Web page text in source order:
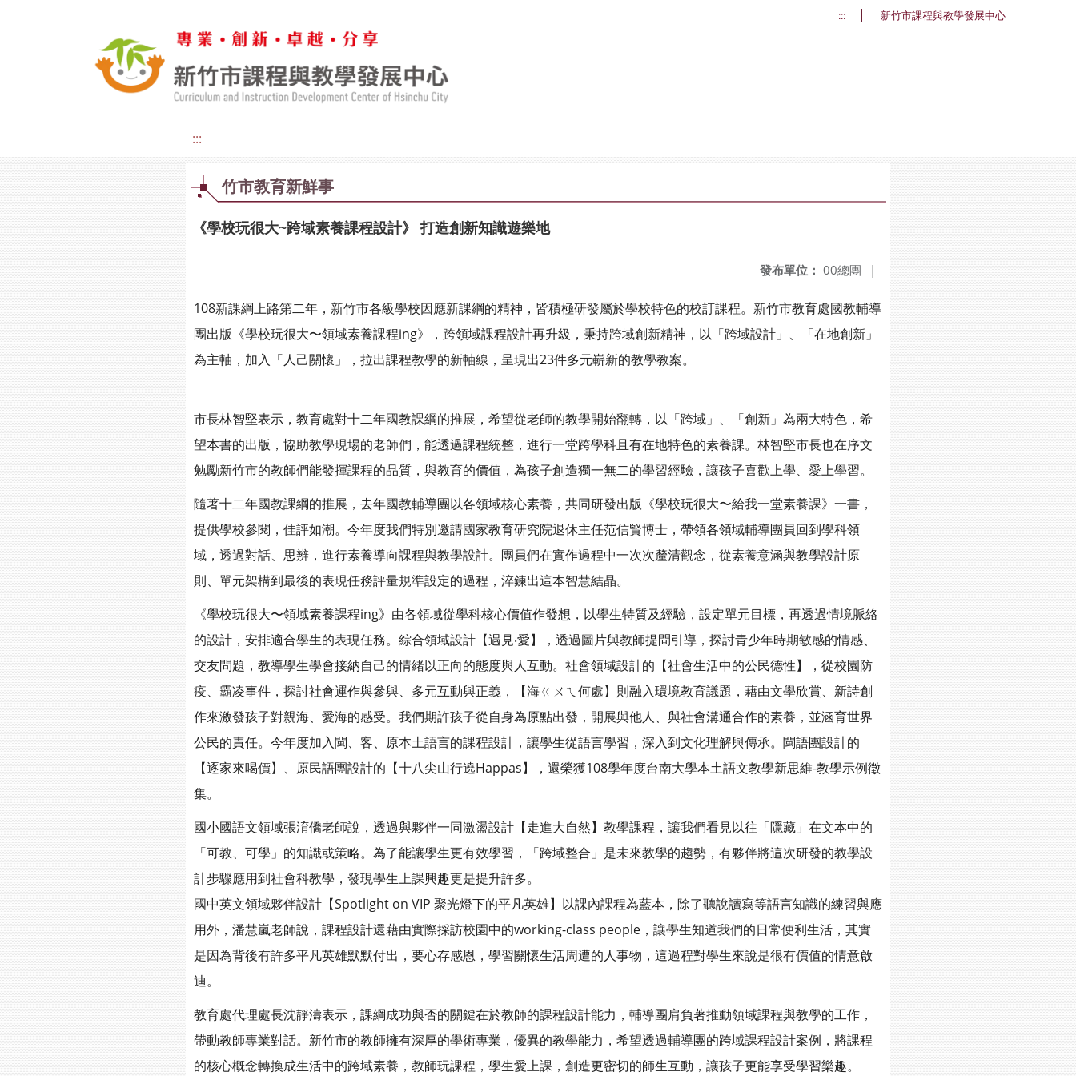
::: 新竹市課程與教學發展中心
:::
竹市教育新鮮事
《學校玩很大~跨域素養課程設計》 打造創新知識遊樂地
發布單位： 00總團 |
108新課綱上路第二年，新竹市各級學校因應新課綱的精神，皆積極研發屬於學校特色的校訂課程。新竹市教育處國教輔導
團出版《學校玩很大〜領域素養課程ing》，跨領域課程設計再升級，秉持跨域創新精神，以「跨域設計」、「在地創新」
為主軸，加入「人己關懷」，拉出課程教學的新軸線，呈現出23件多元嶄新的教學教案。
市長林智堅表示，教育處對十二年國教課綱的推展，希望從老師的教學開始翻轉，以「跨域」、「創新」為兩大特色，希
望本書的出版，協助教學現場的老師們，能透過課程統整，進行一堂跨學科且有在地特色的素養課。林智堅市長也在序文
勉勵新竹市的教師們能發揮課程的品質，與教育的價值，為孩子創造獨一無二的學習經驗，讓孩子喜歡上學、愛上學習。
隨著十二年國教課綱的推展，去年國教輔導團以各領域核心素養，共同研發出版《學校玩很大〜給我一堂素養課》一書，
提供學校參閱，佳評如潮。今年度我們特別邀請國家教育研究院退休主任范信賢博士，帶領各領域輔導團員回到學科領
域，透過對話、思辨，進行素養導向課程與教學設計。團員們在實作過程中一次次釐清觀念，從素養意涵與教學設計原
則、單元架構到最後的表現任務評量規準設定的過程，淬鍊出這本智慧結晶。
《學校玩很大〜領域素養課程ing》由各領域從學科核心價值作發想，以學生特質及經驗，設定單元目標，再透過情境脈絡
的設計，安排適合學生的表現任務。綜合領域設計【遇見‧愛】，透過圖片與教師提問引導，探討青少年時期敏感的情感、
交友問題，教導學生學會接納自己的情緒以正向的態度與人互動。社會領域設計的【社會生活中的公民德性】，從校園防
疫、霸凌事件，探討社會運作與參與、多元互動與正義，【海ㄍㄨㄟ何處】則融入環境教育議題，藉由文學欣賞、新詩創
作來激發孩子對親海、愛海的感受。我們期許孩子從自身為原點出發，開展與他人、與社會溝通合作的素養，並涵育世界
公民的責任。今年度加入閩、客、原本土語言的課程設計，讓學生從語言學習，深入到文化理解與傳承。閩語團設計的
【逐家來喝價】、原民語團設計的【十八尖山行遶Happas】，還榮獲108學年度台南大學本土語文教學新思維-教學示例徵
集。
國小國語文領域張淯僑老師說，透過與夥伴一同激盪設計【走進大自然】教學課程，讓我們看見以往「隱藏」在文本中的
「可教、可學」的知識或策略。為了能讓學生更有效學習，「跨域整合」是未來教學的趨勢，有夥伴將這次研發的教學設
計步驟應用到社會科教學，發現學生上課興趣更是提升許多。
國中英文領域夥伴設計【Spotlight on VIP 聚光燈下的平凡英雄】以課內課程為藍本，除了聽說讀寫等語言知識的練習與應
用外，潘慧嵐老師說，課程設計還藉由實際採訪校園中的working-class people，讓學生知道我們的日常便利生活，其實
是因為背後有許多平凡英雄默默付出，要心存感恩，學習關懷生活周遭的人事物，這過程對學生來說是很有價值的情意啟
迪。
教育處代理處長沈靜濤表示，課綱成功與否的關鍵在於教師的課程設計能力，輔導團肩負著推動領域課程與教學的工作，
帶動教師專業對話。新竹市的教師擁有深厚的學術專業，優異的教學能力，希望透過輔導團的跨域課程設計案例，將課程
的核心概念轉換成生活中的跨域素養，教師玩課程，學生愛上課，創造更密切的師生互動，讓孩子更能享受學習樂趣。